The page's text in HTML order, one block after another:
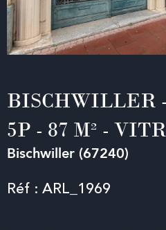
BISCHWILLER
5P - 87 M² -
Bischwiller (67240)
Réf : ARL_1969